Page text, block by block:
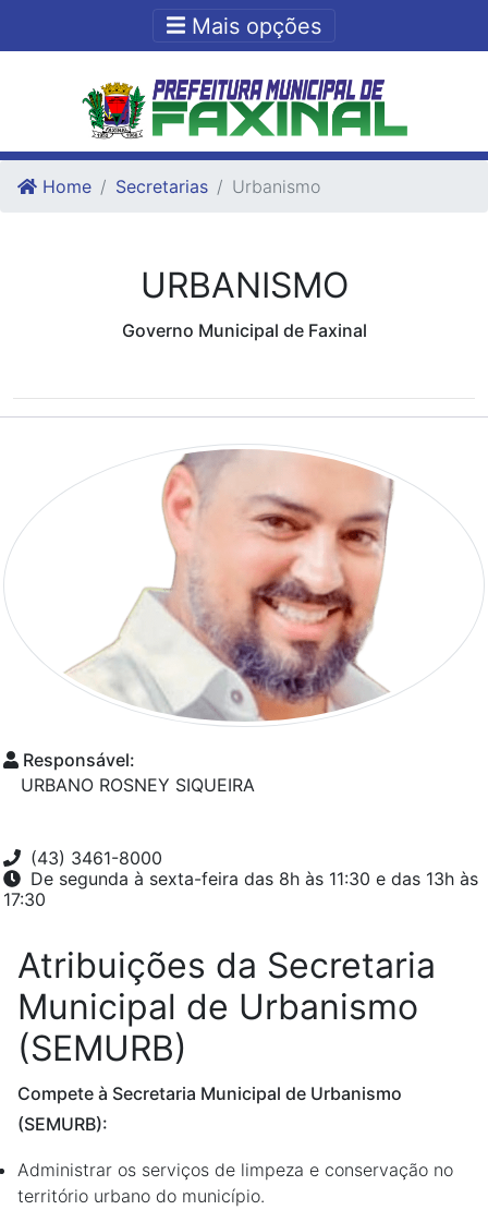
Ir para o fim do conteudo
Mais opções
Home Secretarias Urbanismo
URBANISMO
Governo Municipal de Faxinal
Responsável:
URBANO ROSNEY SIQUEIRA
(43) 3461-8000
De segunda à sexta-feira das 8h às 11:30 e das 13h às
17:30
Atribuições da Secretaria
Municipal de Urbanismo
(SEMURB)
Compete à Secretaria Municipal de Urbanismo
(SEMURB):
Administrar os serviços de limpeza e conservação no
território urbano do município.